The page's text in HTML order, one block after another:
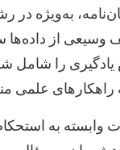
به‌ویژه
وسیعی از داده‌ها
را شامل
راهکارهای علمی
وابسته به